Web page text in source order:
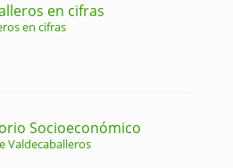
en cifras
en cifras
Socioeconómico
Valdecaballeros